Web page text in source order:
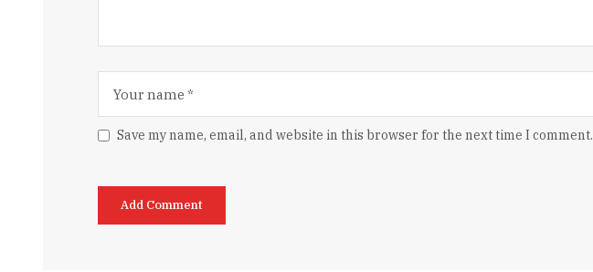
Save my name, email, and website in this browser for the next time I comment.